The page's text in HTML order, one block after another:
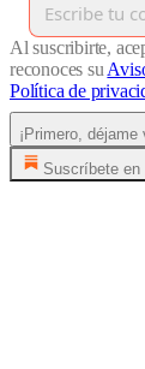
Al suscribirte,
reconoces su
Política de
¡Primero, déjame
Suscríbete en